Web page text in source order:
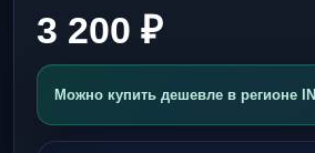
3 200 ₽
Можно купить дешевле в регионе IN